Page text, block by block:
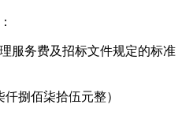
服务费及招标文件规定的标准
捌佰柒拾伍元整）